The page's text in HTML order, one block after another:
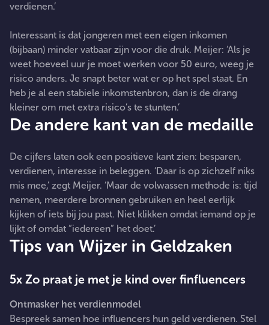
verdienen.’
Interessant is dat jongeren met een eigen inkomen
(bijbaan) minder vatbaar zijn voor die druk. Meijer: ‘Als je
weet hoeveel uur je moet werken voor 50 euro, weeg je
risico anders. Je snapt beter wat er op het spel staat. En
heb je al een stabiele inkomstenbron, dan is de drang
kleiner om met extra risico’s te stunten.’
De andere kant van de medaille
De cijfers laten ook een positieve kant zien: besparen,
verdienen, interesse in beleggen. ‘Daar is op zichzelf niks
mis mee,’ zegt Meijer. ‘Maar de volwassen methode is: tijd
nemen, meerdere bronnen gebruiken en heel eerlijk
kijken of iets bij jou past. Niet klikken omdat iemand op je
lijkt of omdat “iedereen” het doet.’
Tips van Wijzer in Geldzaken
5x Zo praat je met je kind over finfluencers
Ontmasker het verdienmodel
Bespreek samen hoe influencers hun geld verdienen. Stel